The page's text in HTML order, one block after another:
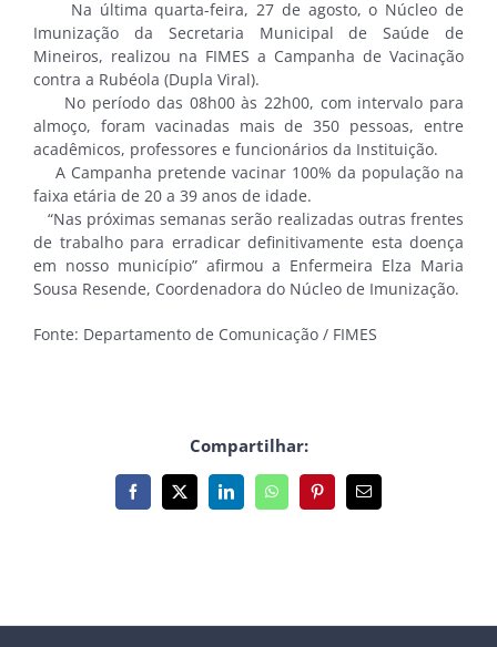
Na última quarta-feira, 27 de agosto, o Núcleo de
Imunização da Secretaria Municipal de Saúde de
Mineiros, realizou na FIMES a Campanha de Vacinação
contra a Rubéola (Dupla Viral).
No período das 08h00 às 22h00, com intervalo para
almoço, foram vacinadas mais de 350 pessoas, entre
acadêmicos, professores e funcionários da Instituição.
A Campanha pretende vacinar 100% da população na
faixa etária de 20 a 39 anos de idade.
“Nas próximas semanas serão realizadas outras frentes
de trabalho para erradicar definitivamente esta doença
em nosso município” afirmou a Enfermeira Elza Maria
Sousa Resende, Coordenadora do Núcleo de Imunização.
Fonte: Departamento de Comunicação / FIMES
Compartilhar:
Facebook
X LinkedInWhatsAppPinterest
E-
mail